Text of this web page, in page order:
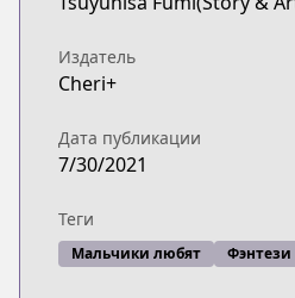
Издатель
Cheri+
Дата публикации
7/30/2021
Теги
Мальчики любят Фэнтези